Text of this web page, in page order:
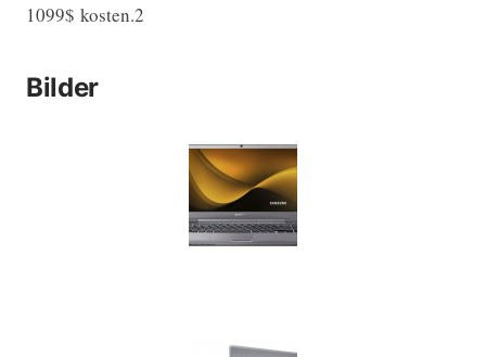
1099$ kosten.2
Bilder